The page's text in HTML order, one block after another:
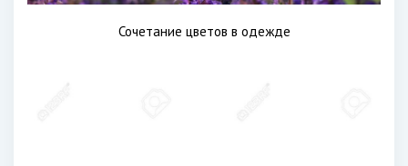
Сочетание цветов в одежде